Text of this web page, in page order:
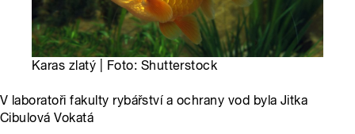
Karas zlatý | Foto: Shutterstock
V laboratoři fakulty rybářství a ochrany vod byla Jitka
Cibulová Vokatá